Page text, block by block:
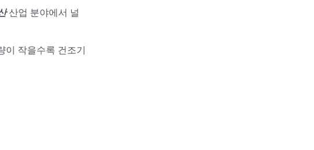
산업 분야에서 널
작을수록 건조기